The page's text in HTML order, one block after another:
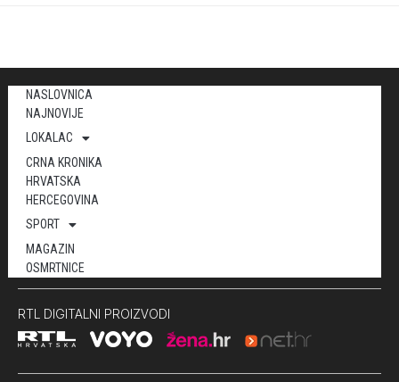
NASLOVNICA
NAJNOVIJE
LOKALAC
CRNA KRONIKA
HRVATSKA
HERCEGOVINA
SPORT
MAGAZIN
OSMRTNICE
RTL DIGITALNI PROIZVODI